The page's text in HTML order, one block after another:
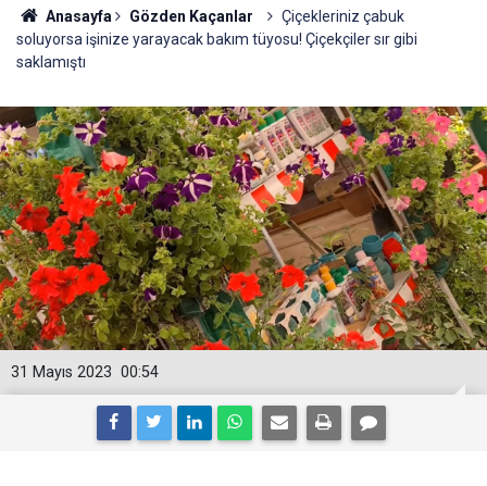
Anasayfa Gözden Kaçanlar
Çiçekleriniz çabuk
soluyorsa işinize yarayacak bakım tüyosu! Çiçekçiler sır gibi
saklamıştı
00:54
31 Mayıs 2023